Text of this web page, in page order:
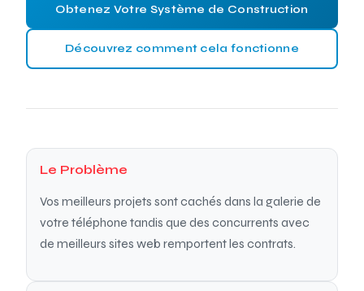
Obtenez Votre Système de Construction
Découvrez comment cela fonctionne
Le Problème
Vos meilleurs projets sont cachés dans la galerie de
votre téléphone tandis que des concurrents avec
de meilleurs sites web remportent les contrats.